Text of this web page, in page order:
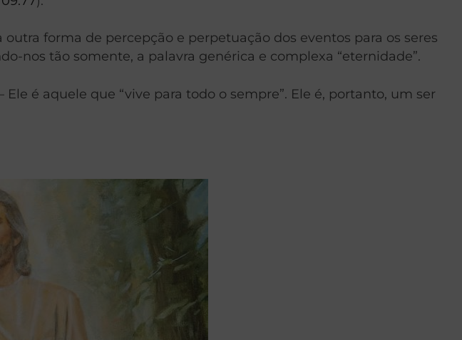
outra forma de percepção e perpetuação dos eventos para os seres
nos tão somente, a palavra genérica e complexa “eternidade”.
é aquele que “vive para todo o sempre”. Ele é, portanto, um ser